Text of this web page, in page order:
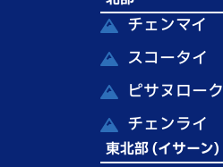
チェンマイ
スコータイ
ピサヌローク
チェンライ
東北部 (イサーン)